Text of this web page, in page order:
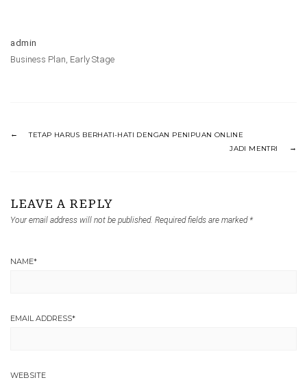
admin
Business Plan Early Stage
TETAP HARUS BERHATI-HATI DENGAN PENIPUAN ONLINE
JADI MENTRI
LEAVE A REPLY
Your email address will not be published. Required fields are marked *
NAME*
EMAIL ADDRESS*
WEBSITE